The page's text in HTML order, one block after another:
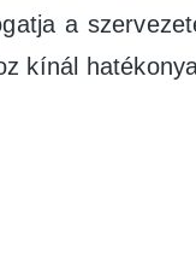
a
kínál